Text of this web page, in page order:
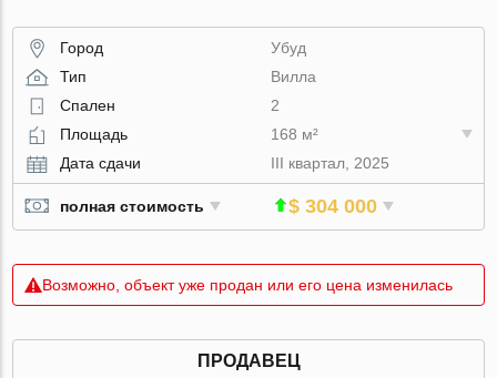
Город
Убуд
Тип
Вилла
Спален
2
Площадь
168 м²
Дата сдачи
III квартал, 2025
полная стоимость $ 304 000
Возможно, объект уже продан или его цена изменилась
ПРОДАВЕЦ